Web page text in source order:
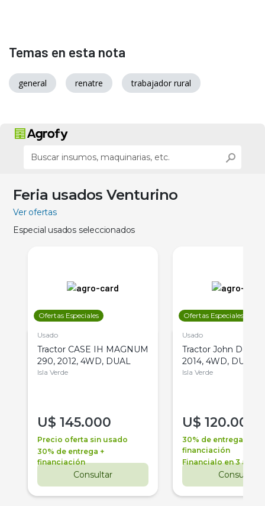
Temas en esta nota
general renatre trabajador rural
Feria usados Venturino
Ver ofertas
Especial usados seleccionados
Ofertas Especiales
Usado
Tractor CASE IH MAGNUM
290, 2012, 4WD, DUAL
Isla Verde
U$ 145.000
Precio oferta sin usado
30% de entrega +
financiación
Consultar
Ofertas Especiales
Usado
Tractor John Deere
2014, 4WD, DUAL
Isla Verde
U$ 120.000
30% de entrega +
financiación
Financialo en 3 años
Consultar